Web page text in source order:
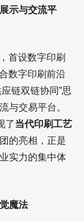
示与交流平
首设数字印刷
数字印刷前沿
链双链协同”思
与交易平台。
了当代印刷工艺
的亮相，正是
实力的集中体
魔法